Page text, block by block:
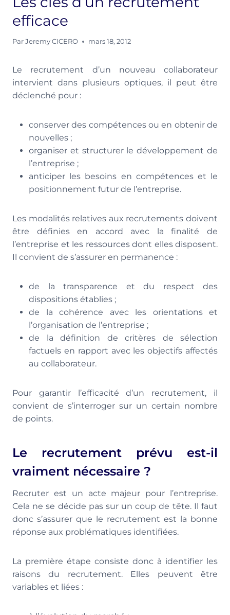
efficace
Par Jeremy CICERO mars 18, 2012
Le recrutement d’un nouveau collaborateur
intervient dans plusieurs optiques, il peut être
déclenché pour :
conserver des compétences ou en obtenir de
nouvelles ;
organiser et structurer le développement de
l’entreprise ;
anticiper les besoins en compétences et le
positionnement futur de l’entreprise.
Les modalités relatives aux recrutements doivent
être définies en accord avec la finalité de
l’entreprise et les ressources dont elles disposent.
Il convient de s’assurer en permanence :
de la transparence et du respect des
dispositions établies ;
de la cohérence avec les orientations et
l’organisation de l’entreprise ;
de la définition de critères de sélection
factuels en rapport avec les objectifs affectés
au collaborateur.
Pour garantir l’efficacité d’un recrutement, il
convient de s’interroger sur un certain nombre
de points.
Le recrutement prévu est-il
vraiment nécessaire ?
Recruter est un acte majeur pour l’entreprise.
Cela ne se décide pas sur un coup de tête. Il faut
donc s’assurer que le recrutement est la bonne
réponse aux problématiques identifiées.
La première étape consiste donc à identifier les
raisons du recrutement. Elles peuvent être
variables et liées :